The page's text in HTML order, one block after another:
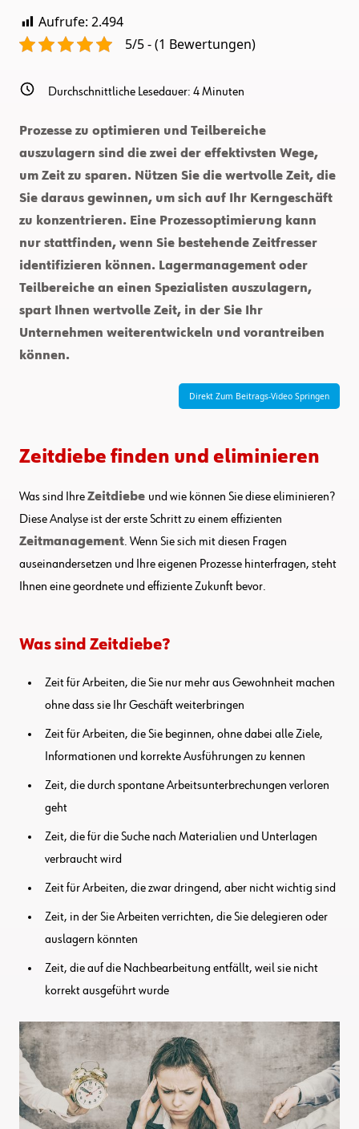
Aufrufe: 2.494
5/5 - (1 Bewertungen)
Durchschnittliche Lesedauer: 4Minuten
Prozesse zu optimieren und Teilbereiche
auszulagern sind die zwei der effektivsten Wege,
um Zeit zu sparen. Nützen Sie die wertvolle Zeit, die
Sie daraus gewinnen, um sich auf Ihr Kerngeschäft
zu konzentrieren. Eine Prozessoptimierung kann
nur stattfinden, wenn Sie bestehende Zeitfresser
identifizieren können. Lagermanagement oder
Teilbereiche an einen Spezialisten auszulagern,
spart Ihnen wertvolle Zeit, in der Sie Ihr
Unternehmen weiterentwickeln und vorantreiben
können.
Direkt Zum Beitrags-Video Springen
Zeitdiebe finden und eliminieren
Was sind IhreZeitdiebe und wie können Sie diese eliminieren?
Diese Analyse ist der erste Schritt zu einem effizienten
Zeitmanagement. Wenn Sie sich mit diesen Fragen
auseinandersetzen und Ihre eigenen Prozesse hinterfragen, steht
Ihnen eine geordnete und effiziente Zukunft bevor.
Was sind Zeitdiebe?
Zeit für Arbeiten, die Sie nur mehr aus Gewohnheit machen
ohne dass sie Ihr Geschäft weiterbringen
Zeit für Arbeiten, die Sie beginnen, ohne dabei alle Ziele,
Informationen und korrekte Ausführungen zu kennen
Zeit, die durch spontane Arbeitsunterbrechungen verloren
geht
Zeit, die für die Suche nach Materialien und Unterlagen
verbraucht wird
Zeit für Arbeiten, die zwar dringend, aber nicht wichtig sind
Zeit, in der Sie Arbeiten verrichten, die Sie delegieren oder
auslagern könnten
Zeit, die auf die Nachbearbeitung entfällt, weil sie nicht
korrekt ausgeführt wurde